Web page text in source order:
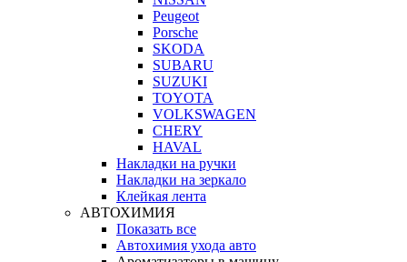
Peugeot
Porsche
SKODA
SUBARU
SUZUKI
TOYOTA
VOLKSWAGEN
CHERY
HAVAL
Накладки на ручки
Накладки на зеркало
Клейкая лента
АВТОХИМИЯ
Показать все
Автохимия ухода авто